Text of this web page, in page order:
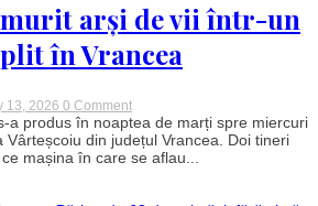
arși de vii într-un
în Vrancea
13, 2026 0 Commenton
Doi
tineri
au
murit
a produs în noaptea de marți spre miercuri
Vârteșcoiu din județul Vrancea. Doi tineri
mașina în care se aflau...